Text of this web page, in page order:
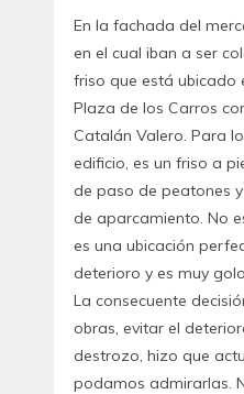
En la fachada del
en el cual iban a ser
friso que está ubicado
Plaza de los Carros
Catalán Valero. Para
edificio, es un friso a
de paso de peatones
de aparcamiento. No
es una ubicación
deterioro y es muy
La consecuente
obras, evitar el
destrozo, hizo que
podamos admirarlas.